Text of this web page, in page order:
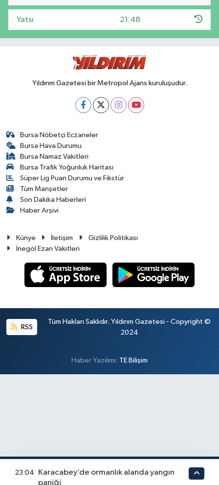
Yatsı 21:48
Yıldırım Gazetesi bir Metropol Ajans kuruluşudur.
Bursa Nöbetçi Eczaneler
Bursa Hava Durumu
Bursa Namaz Vakitleri
Bursa Trafik Yoğunluk Haritası
Süper Lig Puan Durumu ve Fikstür
Tüm Manşetler
Son Dakika Haberleri
Haber Arşivi
Künye İletişim
Gizlilik Politikası
İnegöl Ezan Vakitleri
RSS
Tüm Hakları Saklıdır. Yıldırım Gazetesi - Copyright ©
2024
Haber Yazılımı: TE Bilişim
23:04
Karacabey’de ormanlık alanda yangın
paniği